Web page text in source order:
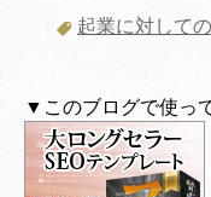
起業に対して
▼このブログで使っ